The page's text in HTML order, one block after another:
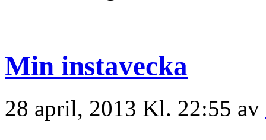
Min instavecka
28 april, 2013 Kl. 22:55 av